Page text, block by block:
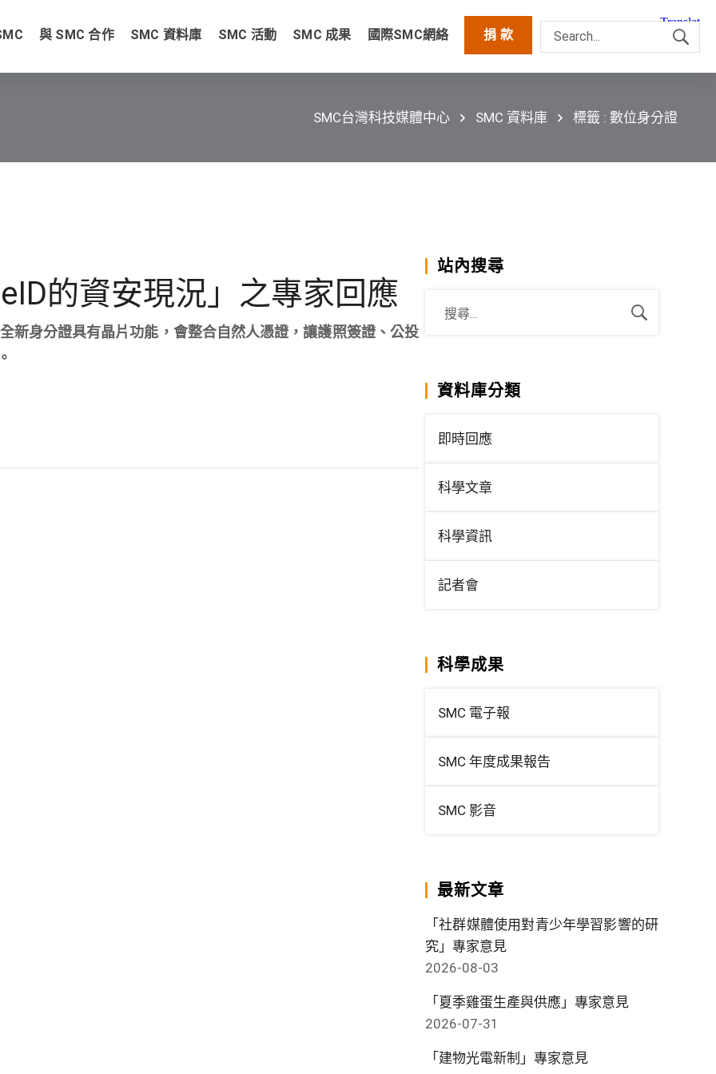
與 SMC 合作 SMC 資料庫 SMC 活動 SMC 成果 國際SMC網絡 捐 款
SMC台灣科技媒體中心 SMC 資料庫 標籤 : 數位身分證
的資安現況」之專家回應
新身分證具有晶片功能，會整合自然人憑證，讓護照簽證、公投
站內搜尋
資料庫分類
即時回應
科學文章
科學資訊
記者會
科學成果
SMC 電子報
SMC 年度成果報告
SMC 影音
最新文章
「社群媒體使用對青少年學習影響的研
究」專家意見
2026-08-03
「夏季雞蛋生產與供應」專家意見
2026-07-31
「建物光電新制」專家意見